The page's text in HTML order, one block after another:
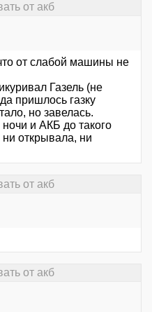
от акб
от слабой машины не
Газель (не
пришлось газку
но завелась.
и АКБ до такого
открывала, ни
от акб
от акб